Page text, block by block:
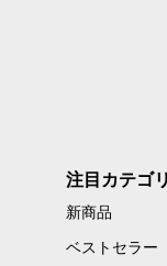
注目カテゴ
新商品
ベストセラー